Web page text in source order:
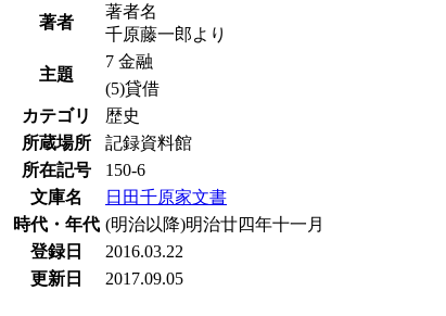
著者
著者名
千原藤一郎より
主題
7 金融
(5)貸借
カテゴリ
歴史
所蔵場所
記録資料館
所在記号
150-6
文庫名
日田千原家文書
時代・年代 (明治以降)明治廿四年十一月
登録日
2016.03.22
更新日
2017.09.05